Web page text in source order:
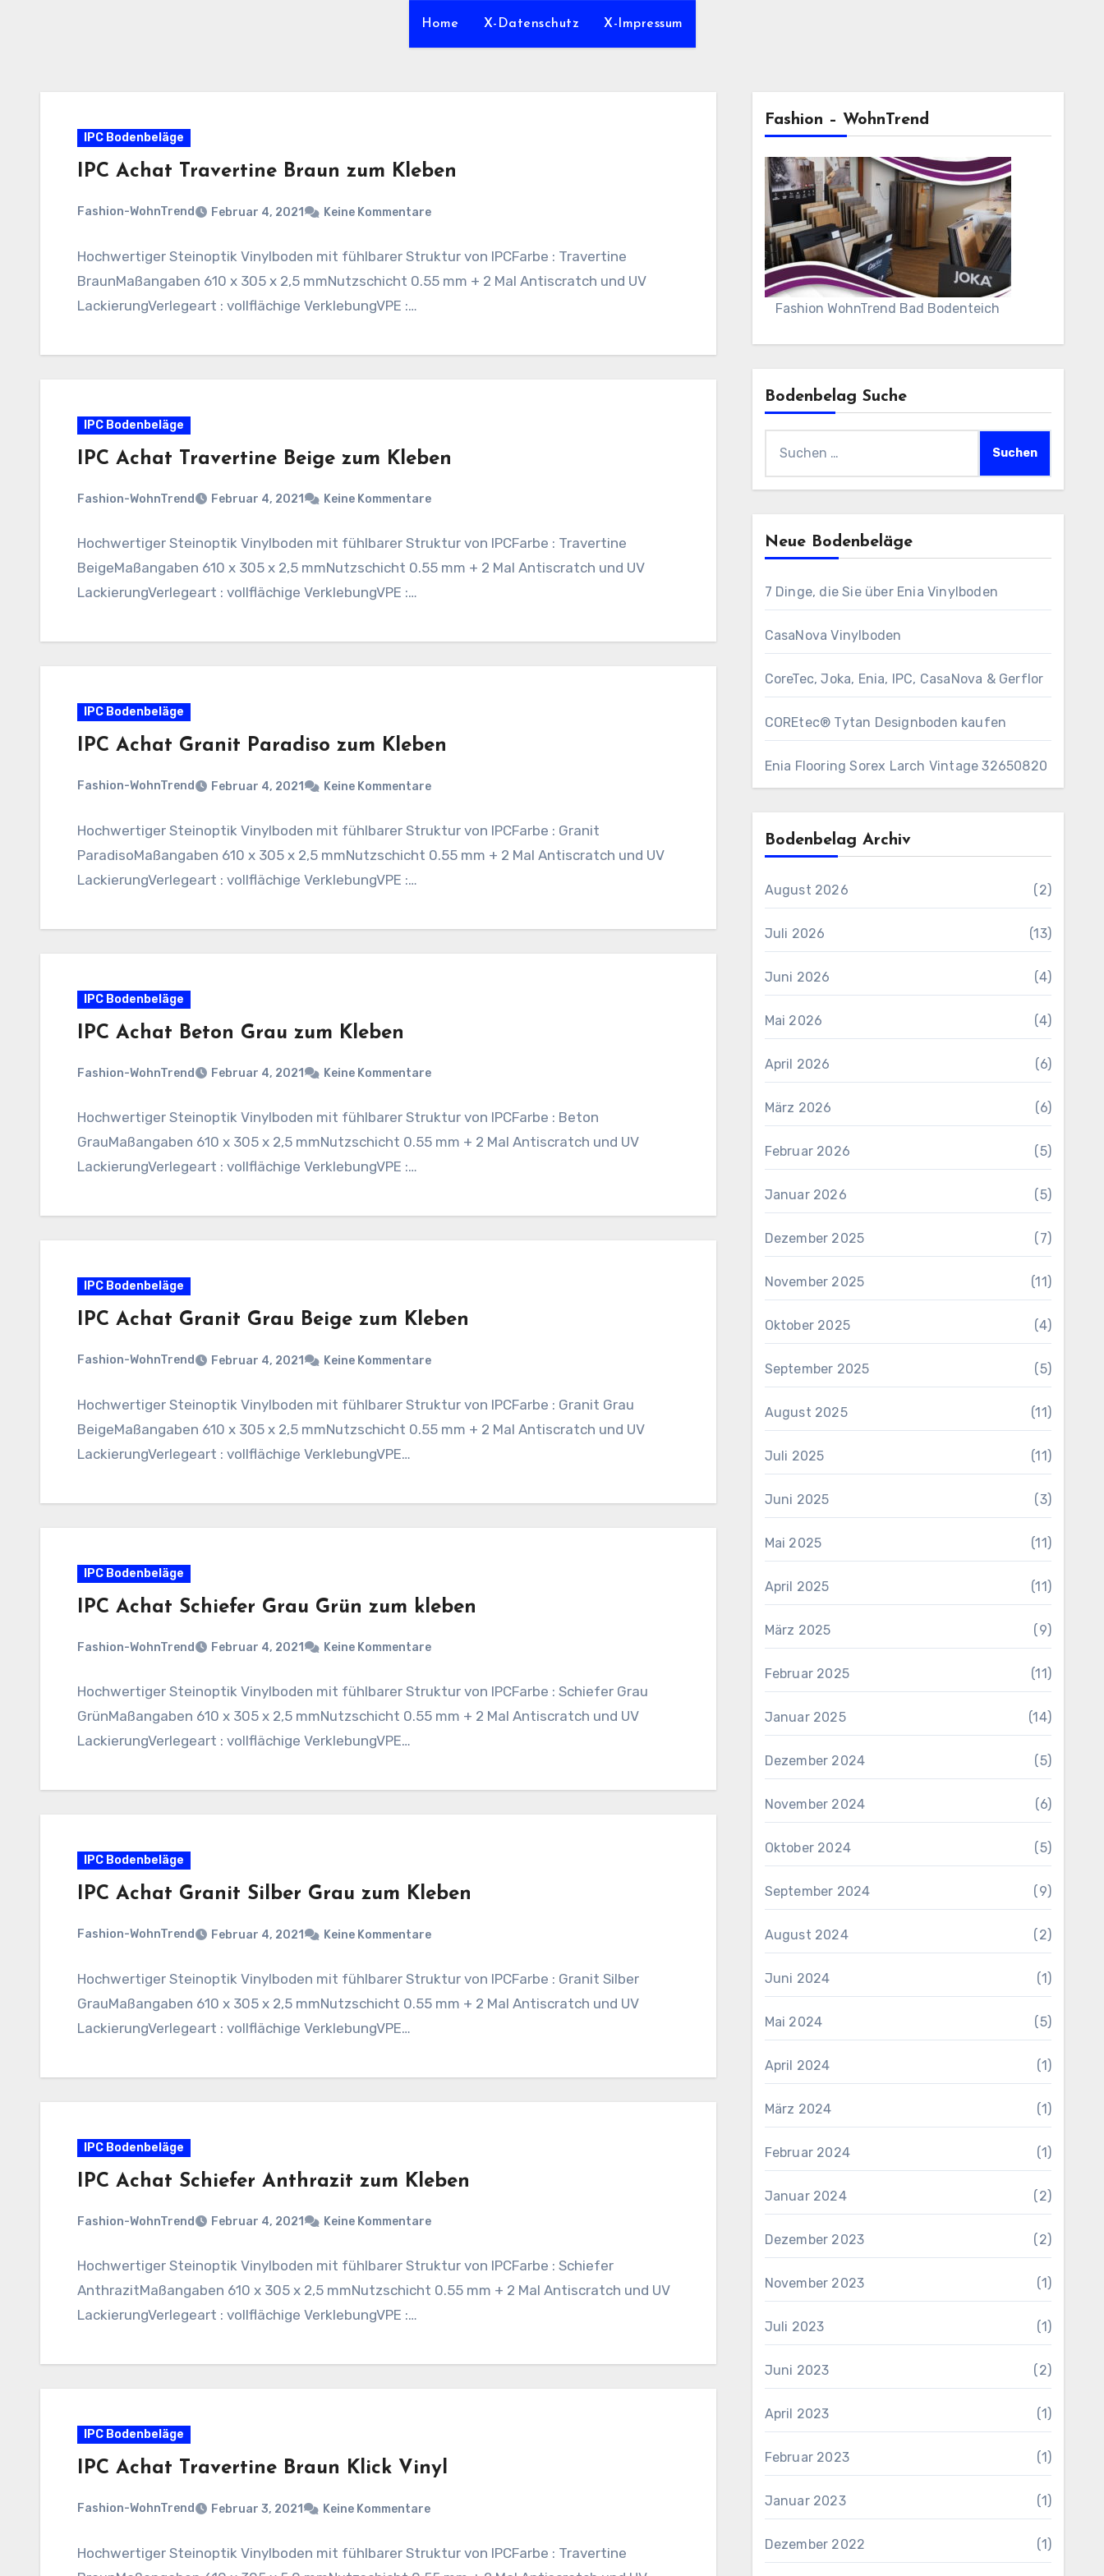
Home X-Datenschutz X-Impressum
IPC Bodenbeläge
IPC Achat Travertine Braun zum Kleben
Fashion-WohnTrend Februar 4, 2021 Keine Kommentare
Hochwertiger Steinoptik Vinylboden mit fühlbarer Struktur von IPCFarbe : Travertine
BraunMaßangaben 610 x 305 x 2,5 mmNutzschicht 0.55 mm + 2 Mal Antiscratch und UV
LackierungVerlegeart : vollflächige VerklebungVPE :…
IPC Bodenbeläge
IPC Achat Travertine Beige zum Kleben
Fashion-WohnTrend Februar 4, 2021 Keine Kommentare
Hochwertiger Steinoptik Vinylboden mit fühlbarer Struktur von IPCFarbe : Travertine
BeigeMaßangaben 610 x 305 x 2,5 mmNutzschicht 0.55 mm + 2 Mal Antiscratch und UV
LackierungVerlegeart : vollflächige VerklebungVPE :…
IPC Bodenbeläge
IPC Achat Granit Paradiso zum Kleben
Fashion-WohnTrend Februar 4, 2021 Keine Kommentare
Hochwertiger Steinoptik Vinylboden mit fühlbarer Struktur von IPCFarbe : Granit
ParadisoMaßangaben 610 x 305 x 2,5 mmNutzschicht 0.55 mm + 2 Mal Antiscratch und UV
LackierungVerlegeart : vollflächige VerklebungVPE :…
IPC Bodenbeläge
IPC Achat Beton Grau zum Kleben
Fashion-WohnTrend Februar 4, 2021 Keine Kommentare
Hochwertiger Steinoptik Vinylboden mit fühlbarer Struktur von IPCFarbe : Beton
GrauMaßangaben 610 x 305 x 2,5 mmNutzschicht 0.55 mm + 2 Mal Antiscratch und UV
LackierungVerlegeart : vollflächige VerklebungVPE :…
IPC Bodenbeläge
IPC Achat Granit Grau Beige zum Kleben
Fashion-WohnTrend Februar 4, 2021 Keine Kommentare
Hochwertiger Steinoptik Vinylboden mit fühlbarer Struktur von IPCFarbe : Granit Grau
BeigeMaßangaben 610 x 305 x 2,5 mmNutzschicht 0.55 mm + 2 Mal Antiscratch und UV
LackierungVerlegeart : vollflächige VerklebungVPE…
IPC Bodenbeläge
IPC Achat Schiefer Grau Grün zum kleben
Fashion-WohnTrend Februar 4, 2021 Keine Kommentare
Hochwertiger Steinoptik Vinylboden mit fühlbarer Struktur von IPCFarbe : Schiefer Grau
GrünMaßangaben 610 x 305 x 2,5 mmNutzschicht 0.55 mm + 2 Mal Antiscratch und UV
LackierungVerlegeart : vollflächige VerklebungVPE…
IPC Bodenbeläge
IPC Achat Granit Silber Grau zum Kleben
Fashion-WohnTrend Februar 4, 2021 Keine Kommentare
Hochwertiger Steinoptik Vinylboden mit fühlbarer Struktur von IPCFarbe : Granit Silber
GrauMaßangaben 610 x 305 x 2,5 mmNutzschicht 0.55 mm + 2 Mal Antiscratch und UV
LackierungVerlegeart : vollflächige VerklebungVPE…
IPC Bodenbeläge
IPC Achat Schiefer Anthrazit zum Kleben
Fashion-WohnTrend Februar 4, 2021 Keine Kommentare
Hochwertiger Steinoptik Vinylboden mit fühlbarer Struktur von IPCFarbe : Schiefer
AnthrazitMaßangaben 610 x 305 x 2,5 mmNutzschicht 0.55 mm + 2 Mal Antiscratch und UV
LackierungVerlegeart : vollflächige VerklebungVPE :…
IPC Bodenbeläge
IPC Achat Travertine Braun Klick Vinyl
Fashion-WohnTrend Februar 3, 2021 Keine Kommentare
Hochwertiger Steinoptik Vinylboden mit fühlbarer Struktur von IPCFarbe : Travertine
Fashion – WohnTrend
Fashion WohnTrend Bad Bodenteich
Bodenbelag Suche
nach:
Neue Bodenbeläge
7 Dinge, die Sie über Enia Vinylboden
CasaNova Vinylboden
CoreTec, Joka, Enia, IPC, CasaNova & Gerflor
COREtec® Tytan Designboden kaufen
Enia Flooring Sorex ​Larch Vintage 32650820
Bodenbelag Archiv
August 2026 (2)
Juli 2026 (13)
Juni 2026 (4)
Mai 2026 (4)
April 2026 (6)
März 2026 (6)
Februar 2026 (5)
Januar 2026 (5)
Dezember 2025 (7)
November 2025 (11)
Oktober 2025 (4)
September 2025 (5)
August 2025 (11)
Juli 2025 (11)
Juni 2025 (3)
Mai 2025 (11)
April 2025 (11)
März 2025 (9)
Februar 2025 (11)
Januar 2025 (14)
Dezember 2024 (5)
November 2024 (6)
Oktober 2024 (5)
September 2024 (9)
August 2024 (2)
Juni 2024 (1)
Mai 2024 (5)
April 2024 (1)
März 2024 (1)
Februar 2024 (1)
Januar 2024 (2)
Dezember 2023 (2)
November 2023 (1)
Juli 2023 (1)
Juni 2023 (2)
April 2023 (1)
Februar 2023 (1)
Januar 2023 (1)
Dezember 2022 (1)